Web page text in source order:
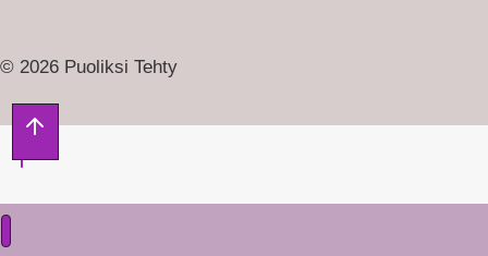
© 2026 Puoliksi Tehty